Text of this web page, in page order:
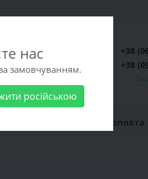
+38
+38
Доставка та оплата
нас
замовчуванням.
російською